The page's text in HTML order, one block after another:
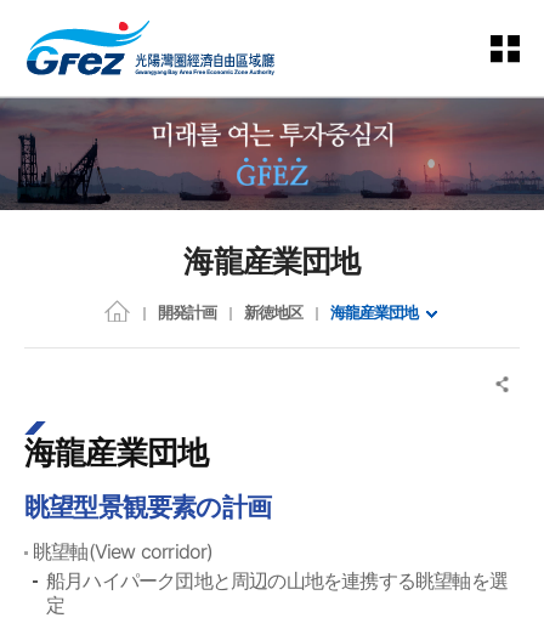
海龍産業団地
開発計画 新徳地区 海龍産業団地
海龍産業団地
眺望型景観要素の計画
眺望軸(View corridor)
船月ハイパーク団地と周辺の山地を連携する眺望軸を選
定